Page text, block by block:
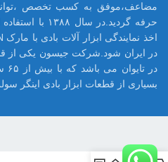
مضاعف،موفق به کسب تخصص
حرفه گردید.در
در ایران شود.شرکت جیسون یکی از
بسیاری از قطعات ابزار بادی اینگر